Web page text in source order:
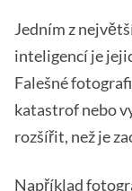
Jedním z
inteligencí je
Falešné
katastrof nebo
rozšířit, než je
Například